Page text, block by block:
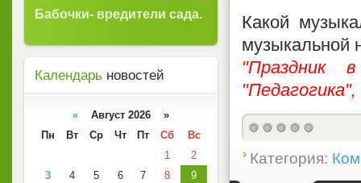
Какой
музыкальной
"Праздник
"Педагогика",
Категория:
Бабочки- вредители сада.
Календарь новостей
« Август 2026 »
Пн
Вт Ср Чт Пт Сб
Вс
1
2
3
4 5 6 7 8
9